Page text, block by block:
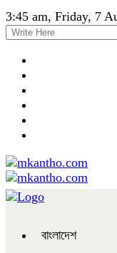
3:45 am, Friday, 7
বাংলাদেশ